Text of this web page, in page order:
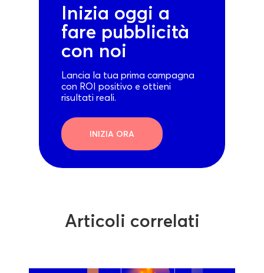
Inizia oggi a
fare pubblicità
con noi
Lancia la tua prima campagna
con ROI positivo e ottieni
risultati reali.
INIZIA ORA
Articoli correlati